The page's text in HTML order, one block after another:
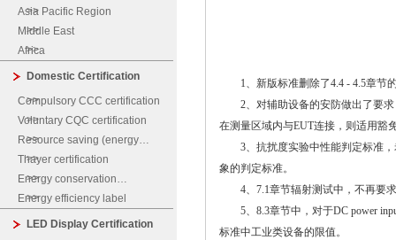
Asia Pacific Region
Middle East
Africa
Domestic Certification
Compulsory CCC certification
Voluntary CQC certification
Resource saving (energy
saving, water saving)
certification
Thayer certification
Energy conservation
certification
Energy efficiency label
LED Display Certification
1、新版标准删除了4.4 - 4.5章节
2、对辅助设备的安防做出了要
在测量区域内与EUT连接，则适用豁
3、抗扰度实验中性能判定标准
象的判定标准。
4、7.1章节辐射测试中，不再要
5、8.3章节中，对于DC power
标准中工业类设备的限值。